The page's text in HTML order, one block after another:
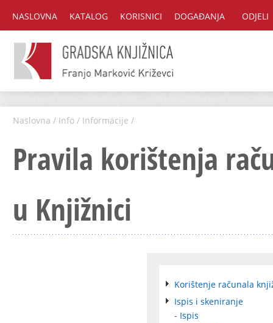
NASLOVNA KATALOG KORISNICI DOGAĐANJA ODJELI
Naslovna / Info / Informacije /
Pravila korištenja
u Knjižnici
Korištenje računala
Ispis i skeniranje
- Ispis